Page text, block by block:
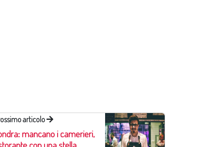
articolo
mancano i camerieri,